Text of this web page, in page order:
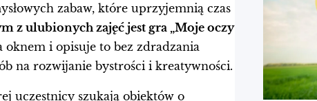
zabaw, które uprzyjemnią czas
z ulubionych zajęć jest gra „Moje oczy
oknem i opisuje to bez zdradzania
na rozwijanie bystrości i kreatywności.
uczestnicy szukają obiektów o